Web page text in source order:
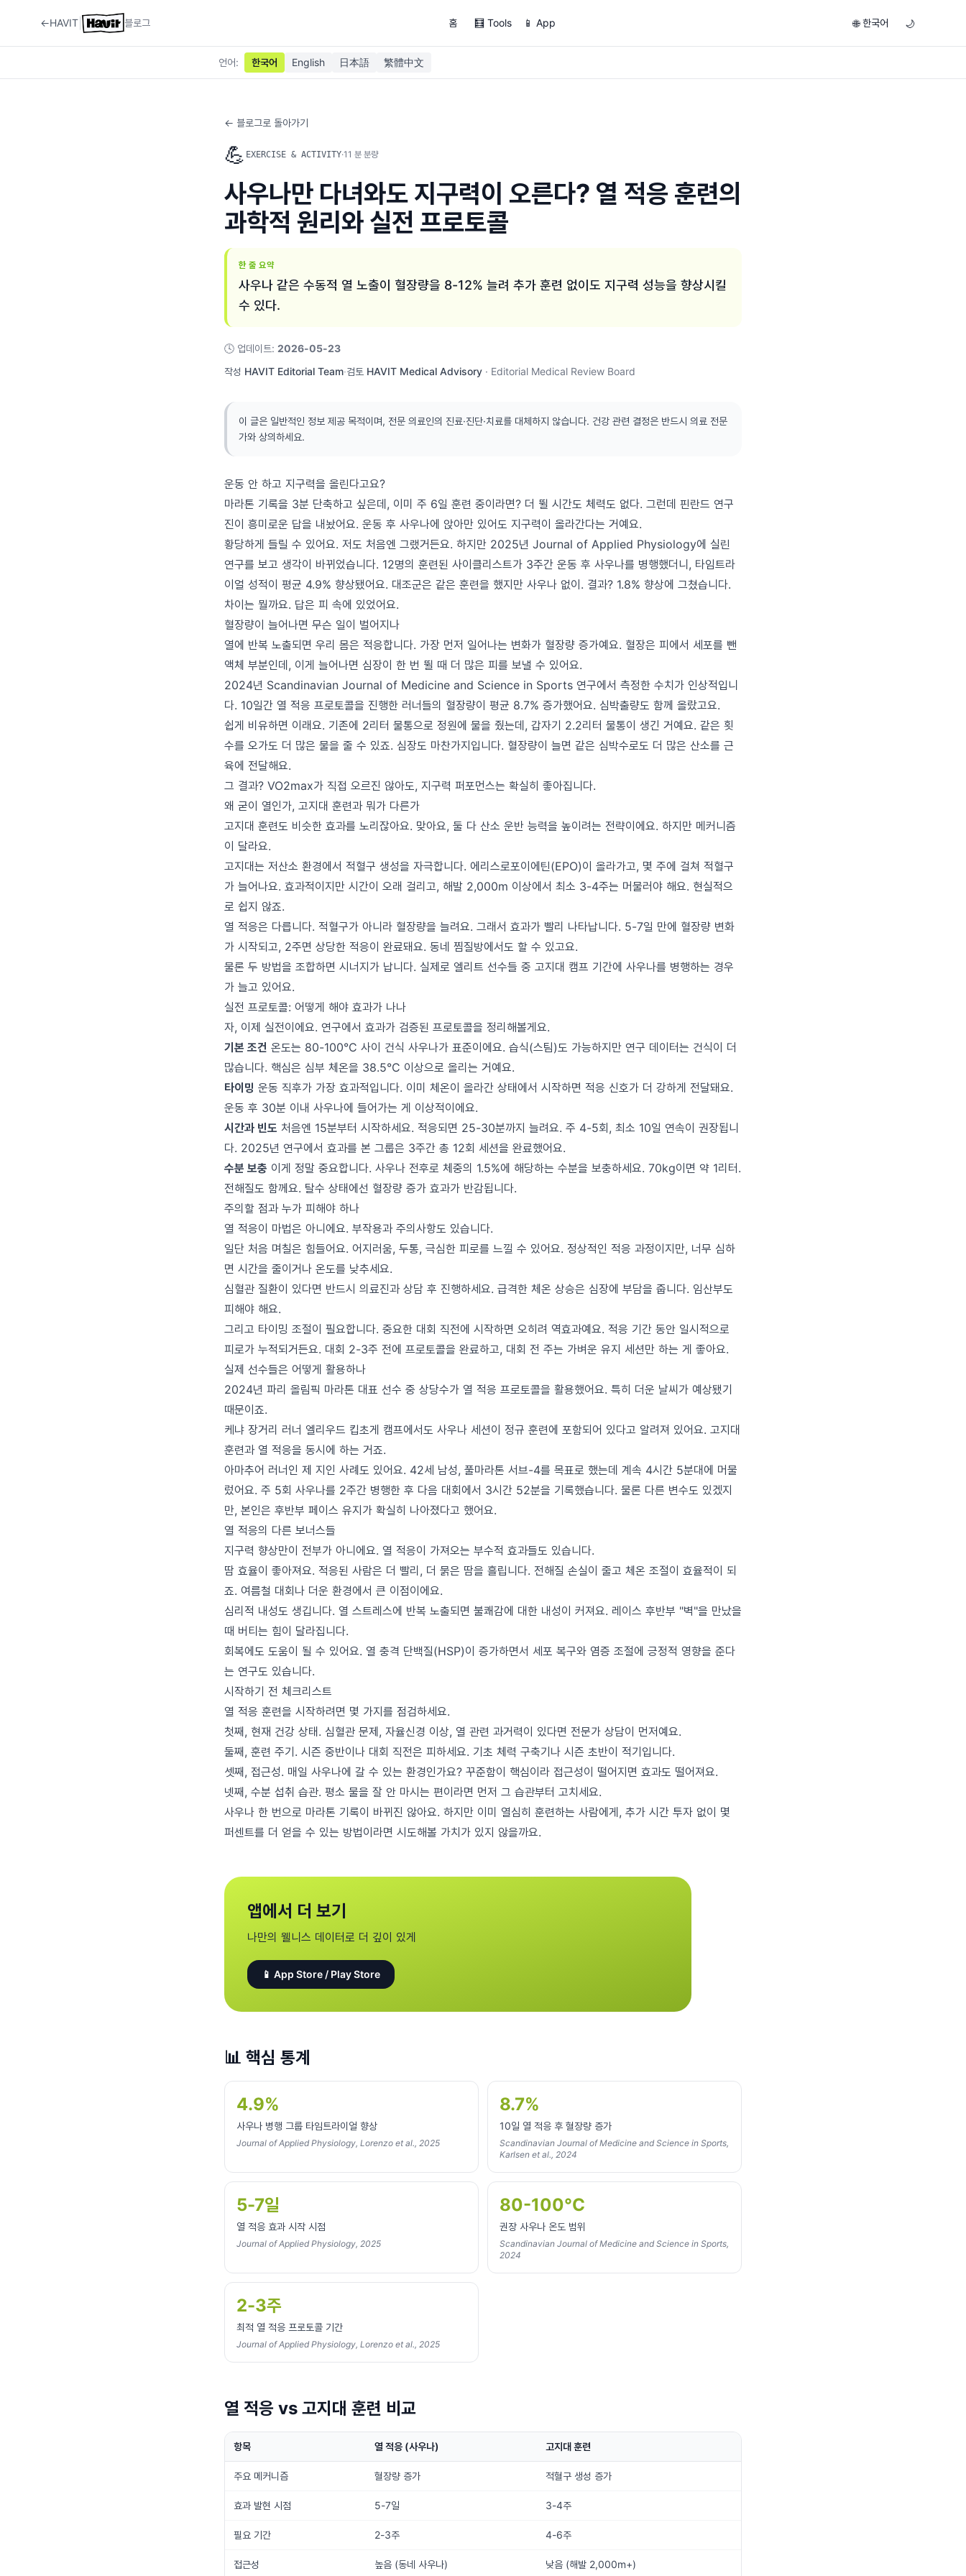
←HAVIT 블로그 홈 🧮 Tools 📱 App 🌐 한국어 🌙
언어: 한국어 English 日本語 繁體中文
← 블로그로 돌아가기
💪 EXERCISE & ACTIVITY·11 분 분량
사우나만 다녀와도 지구력이 오른다? 열 적응 훈련의
과학적 원리와 실전 프로토콜
한 줄 요약
사우나 같은 수동적 열 노출이 혈장량을 8-12% 늘려 추가 훈련 없이도 지구력 성능을 향상시킬
수 있다.
🕓 업데이트: 2026-05-23
작성 HAVIT Editorial Team·검토 HAVIT Medical Advisory · Editorial Medical Review Board
이 글은 일반적인 정보 제공 목적이며, 전문 의료인의 진료·진단·치료를 대체하지 않습니다. 건강 관련 결정은 반드시 의료 전문
가와 상의하세요.
운동 안 하고 지구력을 올린다고요?
마라톤 기록을 3분 단축하고 싶은데, 이미 주 6일 훈련 중이라면? 더 뛸 시간도 체력도 없다. 그런데 핀란드 연구
진이 흥미로운 답을 내놨어요. 운동 후 사우나에 앉아만 있어도 지구력이 올라간다는 거예요.
황당하게 들릴 수 있어요. 저도 처음엔 그랬거든요. 하지만 2025년 Journal of Applied Physiology에 실린
연구를 보고 생각이 바뀌었습니다. 12명의 훈련된 사이클리스트가 3주간 운동 후 사우나를 병행했더니, 타임트라
이얼 성적이 평균 4.9% 향상됐어요. 대조군은 같은 훈련을 했지만 사우나 없이. 결과? 1.8% 향상에 그쳤습니다.
차이는 뭘까요. 답은 피 속에 있었어요.
혈장량이 늘어나면 무슨 일이 벌어지나
열에 반복 노출되면 우리 몸은 적응합니다. 가장 먼저 일어나는 변화가 혈장량 증가예요. 혈장은 피에서 세포를 뺀
액체 부분인데, 이게 늘어나면 심장이 한 번 뛸 때 더 많은 피를 보낼 수 있어요.
2024년 Scandinavian Journal of Medicine and Science in Sports 연구에서 측정한 수치가 인상적입니
다. 10일간 열 적응 프로토콜을 진행한 러너들의 혈장량이 평균 8.7% 증가했어요. 심박출량도 함께 올랐고요.
쉽게 비유하면 이래요. 기존에 2리터 물통으로 정원에 물을 줬는데, 갑자기 2.2리터 물통이 생긴 거예요. 같은 횟
수를 오가도 더 많은 물을 줄 수 있죠. 심장도 마찬가지입니다. 혈장량이 늘면 같은 심박수로도 더 많은 산소를 근
육에 전달해요.
그 결과? VO2max가 직접 오르진 않아도, 지구력 퍼포먼스는 확실히 좋아집니다.
왜 굳이 열인가, 고지대 훈련과 뭐가 다른가
고지대 훈련도 비슷한 효과를 노리잖아요. 맞아요, 둘 다 산소 운반 능력을 높이려는 전략이에요. 하지만 메커니즘
이 달라요.
고지대는 저산소 환경에서 적혈구 생성을 자극합니다. 에리스로포이에틴(EPO)이 올라가고, 몇 주에 걸쳐 적혈구
가 늘어나요. 효과적이지만 시간이 오래 걸리고, 해발 2,000m 이상에서 최소 3-4주는 머물러야 해요. 현실적으
로 쉽지 않죠.
열 적응은 다릅니다. 적혈구가 아니라 혈장량을 늘려요. 그래서 효과가 빨리 나타납니다. 5-7일 만에 혈장량 변화
가 시작되고, 2주면 상당한 적응이 완료돼요. 동네 찜질방에서도 할 수 있고요.
물론 두 방법을 조합하면 시너지가 납니다. 실제로 엘리트 선수들 중 고지대 캠프 기간에 사우나를 병행하는 경우
가 늘고 있어요.
실전 프로토콜: 어떻게 해야 효과가 나나
자, 이제 실전이에요. 연구에서 효과가 검증된 프로토콜을 정리해볼게요.
기본 조건 온도는 80-100°C 사이 건식 사우나가 표준이에요. 습식(스팀)도 가능하지만 연구 데이터는 건식이 더
많습니다. 핵심은 심부 체온을 38.5°C 이상으로 올리는 거예요.
타이밍 운동 직후가 가장 효과적입니다. 이미 체온이 올라간 상태에서 시작하면 적응 신호가 더 강하게 전달돼요.
운동 후 30분 이내 사우나에 들어가는 게 이상적이에요.
시간과 빈도 처음엔 15분부터 시작하세요. 적응되면 25-30분까지 늘려요. 주 4-5회, 최소 10일 연속이 권장됩니
다. 2025년 연구에서 효과를 본 그룹은 3주간 총 12회 세션을 완료했어요.
수분 보충 이게 정말 중요합니다. 사우나 전후로 체중의 1.5%에 해당하는 수분을 보충하세요. 70kg이면 약 1리터.
전해질도 함께요. 탈수 상태에선 혈장량 증가 효과가 반감됩니다.
주의할 점과 누가 피해야 하나
열 적응이 마법은 아니에요. 부작용과 주의사항도 있습니다.
일단 처음 며칠은 힘들어요. 어지러움, 두통, 극심한 피로를 느낄 수 있어요. 정상적인 적응 과정이지만, 너무 심하
면 시간을 줄이거나 온도를 낮추세요.
심혈관 질환이 있다면 반드시 의료진과 상담 후 진행하세요. 급격한 체온 상승은 심장에 부담을 줍니다. 임산부도
피해야 해요.
그리고 타이밍 조절이 필요합니다. 중요한 대회 직전에 시작하면 오히려 역효과예요. 적응 기간 동안 일시적으로
피로가 누적되거든요. 대회 2-3주 전에 프로토콜을 완료하고, 대회 전 주는 가벼운 유지 세션만 하는 게 좋아요.
실제 선수들은 어떻게 활용하나
2024년 파리 올림픽 마라톤 대표 선수 중 상당수가 열 적응 프로토콜을 활용했어요. 특히 더운 날씨가 예상됐기
때문이죠.
케냐 장거리 러너 엘리우드 킵초게 캠프에서도 사우나 세션이 정규 훈련에 포함되어 있다고 알려져 있어요. 고지대
훈련과 열 적응을 동시에 하는 거죠.
아마추어 러너인 제 지인 사례도 있어요. 42세 남성, 풀마라톤 서브-4를 목표로 했는데 계속 4시간 5분대에 머물
렀어요. 주 5회 사우나를 2주간 병행한 후 다음 대회에서 3시간 52분을 기록했습니다. 물론 다른 변수도 있겠지
만, 본인은 후반부 페이스 유지가 확실히 나아졌다고 했어요.
열 적응의 다른 보너스들
지구력 향상만이 전부가 아니에요. 열 적응이 가져오는 부수적 효과들도 있습니다.
땀 효율이 좋아져요. 적응된 사람은 더 빨리, 더 묽은 땀을 흘립니다. 전해질 손실이 줄고 체온 조절이 효율적이 되
죠. 여름철 대회나 더운 환경에서 큰 이점이에요.
심리적 내성도 생깁니다. 열 스트레스에 반복 노출되면 불쾌감에 대한 내성이 커져요. 레이스 후반부 "벽"을 만났을
때 버티는 힘이 달라집니다.
회복에도 도움이 될 수 있어요. 열 충격 단백질(HSP)이 증가하면서 세포 복구와 염증 조절에 긍정적 영향을 준다
는 연구도 있습니다.
시작하기 전 체크리스트
열 적응 훈련을 시작하려면 몇 가지를 점검하세요.
첫째, 현재 건강 상태. 심혈관 문제, 자율신경 이상, 열 관련 과거력이 있다면 전문가 상담이 먼저예요.
둘째, 훈련 주기. 시즌 중반이나 대회 직전은 피하세요. 기초 체력 구축기나 시즌 초반이 적기입니다.
셋째, 접근성. 매일 사우나에 갈 수 있는 환경인가요? 꾸준함이 핵심이라 접근성이 떨어지면 효과도 떨어져요.
넷째, 수분 섭취 습관. 평소 물을 잘 안 마시는 편이라면 먼저 그 습관부터 고치세요.
사우나 한 번으로 마라톤 기록이 바뀌진 않아요. 하지만 이미 열심히 훈련하는 사람에게, 추가 시간 투자 없이 몇
퍼센트를 더 얻을 수 있는 방법이라면 시도해볼 가치가 있지 않을까요.
앱에서 더 보기
나만의 웰니스 데이터로 더 깊이 있게
📱 App Store / Play Store
📊 핵심 통계
4.9%
사우나 병행 그룹 타임트라이얼 향상
Journal of Applied Physiology, Lorenzo et al., 2025
8.7%
10일 열 적응 후 혈장량 증가
Scandinavian Journal of Medicine and Science in Sports,
Karlsen et al., 2024
5-7일
열 적응 효과 시작 시점
Journal of Applied Physiology, 2025
80-100°C
권장 사우나 온도 범위
Scandinavian Journal of Medicine and Science in Sports,
2024
2-3주
최적 열 적응 프로토콜 기간
Journal of Applied Physiology, Lorenzo et al., 2025
열 적응 vs 고지대 훈련 비교
항목 열 적응 (사우나) 고지대 훈련
주요 메커니즘 혈장량 증가 적혈구 생성 증가
효과 발현 시점 5-7일 3-4주
필요 기간 2-3주 4-6주
접근성 높음 (동네 사우나) 낮음 (해발 2,000m+)